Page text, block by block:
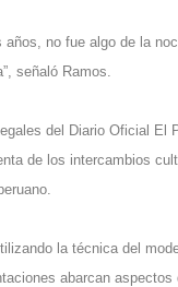
años, no fue algo de la
señaló Ramos.
del Diario Oficial
de los intercambios
la técnica del
abarcan